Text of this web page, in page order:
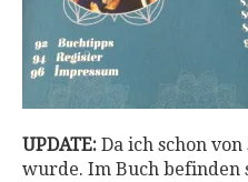
UPDATE: Da ich schon
wurde. Im Buch befinden